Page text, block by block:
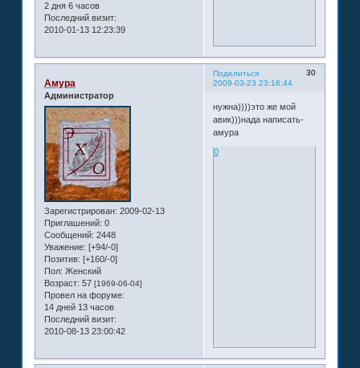
2 дня 6 часов
Последний визит:
2010-01-13 12:23:39
Поделиться
30
2009-03-23 23:16:44
Амура
Администратор
Зарегистрирован: 2009-02-13
Приглашений: 0
Сообщений: 2448
Уважение: [+94/-0]
Позитив: [+160/-0]
Пол: Женский
Возраст: 57 [1969-06-04]
Провел на форуме:
14 дней 13 часов
Последний визит:
2010-08-13 23:00:42
нужна))))это же мой
авик)))нада написать-
амура
0